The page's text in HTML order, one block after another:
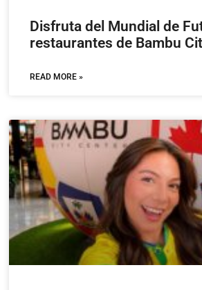
Disfruta del Mundial de
restaurantes de Bambu
READ MORE »